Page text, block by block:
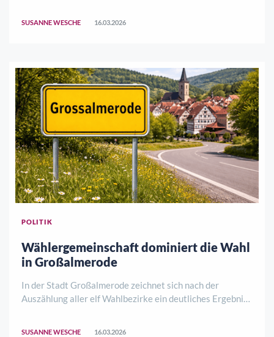
SUSANNE WESCHE 16.03.2026
POLITIK
Wählergemeinschaft dominiert die Wahl
in Großalmerode
In der Stadt Großalmerode zeichnet sich nach der
Auszählung aller elf Wahlbezirke ein deutliches Ergebnis
SUSANNE WESCHE 16.03.2026